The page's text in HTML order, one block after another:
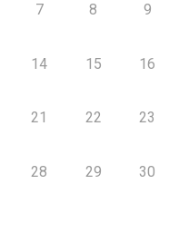
7 8 9
14 15 16
21 22 23
28 29 30